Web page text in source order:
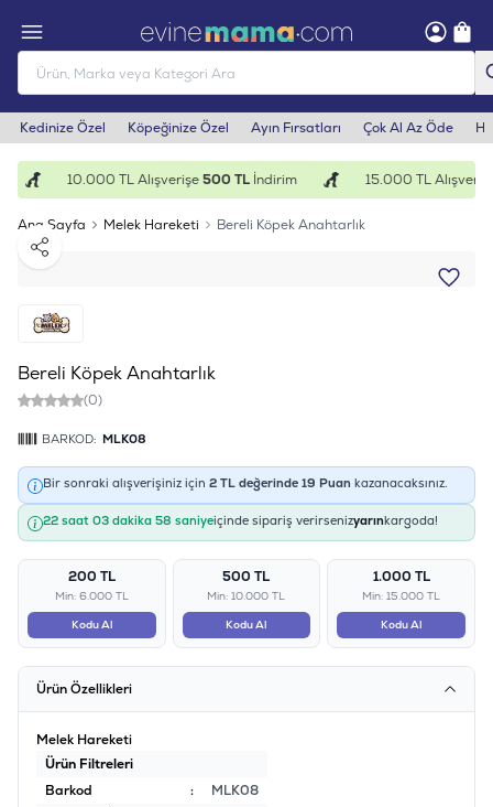
Kedinize Özel Köpeğinize Özel Ayın Fırsatları Çok Al Az Öde
10.000 TL Alışverişe500 TLİndirim 15.000 TL Alışverişe
Ana Sayfa Melek Hareketi
Bereli Köpek Anahtarlık
Paylaş
Bereli Köpek Anahtarlık
(0)
BARKOD: MLK08
Bir sonraki alışverişiniz için 2 TL değerinde 19 Puan kazanacaksınız.
22 saat 03 dakika 58 saniyeiçinde sipariş verirsenizyarınkargoda!
200 TL
Min: 6.000 TL
Kodu Al
500 TL
Min: 10.000 TL
Kodu Al
1.000 TL
Min: 15.000 TL
Kodu Al
Ürün Özellikleri
Melek Hareketi
Ürün Filtreleri
Barkod
:
MLK08